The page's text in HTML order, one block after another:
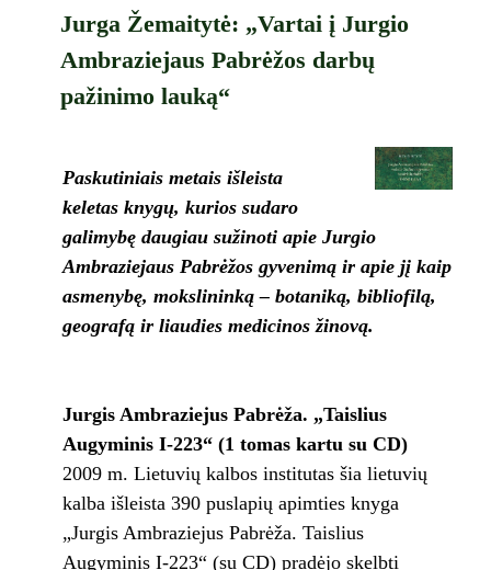
Jurga Žemaitytė: „Vartai į Jurgio
Ambraziejaus Pabrėžos darbų
pažinimo lauką“
Paskutiniais metais išleista
keletas knygų, kurios sudaro
galimybę daugiau sužinoti apie Jurgio
Ambraziejaus Pabrėžos gyvenimą ir apie jį kaip
asmenybę, mokslininką – botaniką, bibliofilą,
geografą ir liaudies medicinos žinovą.
Jurgis Ambraziejus Pabrėža. „Taislius
Augyminis I-223“ (1 tomas kartu su CD)
2009 m. Lietuvių kalbos institutas šia lietuvių
kalba išleista 390 puslapių apimties knyga
„Jurgis Ambraziejus Pabrėža. Taislius
Augyminis I-223“ (su CD) pradėjo skelbti